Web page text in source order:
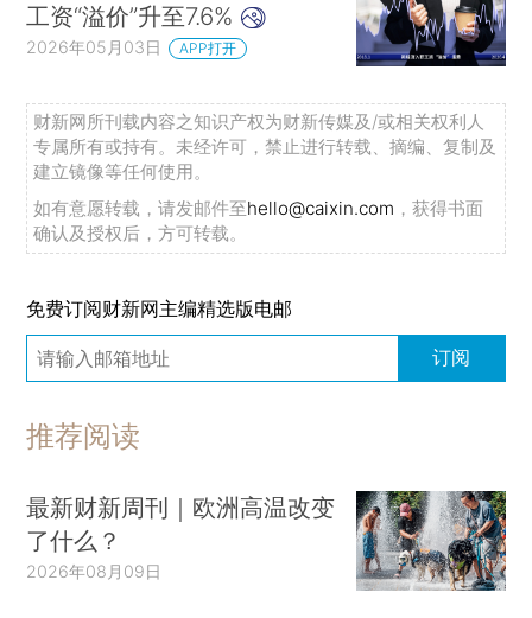
工资“溢价”升至7.6%
2026年05月03日 APP打开
财新网所刊载内容之知识产权为财新传媒及/或相关权利人
专属所有或持有。未经许可，禁止进行转载、摘编、复制及
建立镜像等任何使用。
如有意愿转载，请发邮件至hello@caixin.com ，获得书面
确认及授权后，方可转载。
免费订阅财新网主编精选版电邮
订阅
推荐阅读
最新财新周刊｜欧洲高温改变
了什么？
2026年08月09日